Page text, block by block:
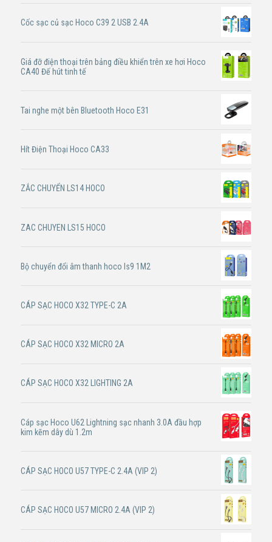
Cốc sạc củ sạc Hoco C39 2 USB 2.4A
Giá đỡ điện thoại trên bảng điều khiển trên xe hơi Hoco
CA40 Đế hút tinh tế
Tai nghe một bên Bluetooth Hoco E31
Hít Điện Thoại Hoco CA33
ZẮC CHUYỂN LS14 HOCO
ZAC CHUYEN LS15 HOCO
Bộ chuyển đổi âm thanh hoco ls9 1M2
CÁP SẠC HOCO X32 TYPE-C 2A
CÁP SẠC HOCO X32 MICRO 2A
CÁP SẠC HOCO X32 LIGHTING 2A
Cáp sạc Hoco U62 Lightning sạc nhanh 3.0A đầu hợp
kim kẽm dây dù 1.2m
CÁP SẠC HOCO U57 TYPE-C 2.4A (VIP 2)
CÁP SẠC HOCO U57 MICRO 2.4A (VIP 2)